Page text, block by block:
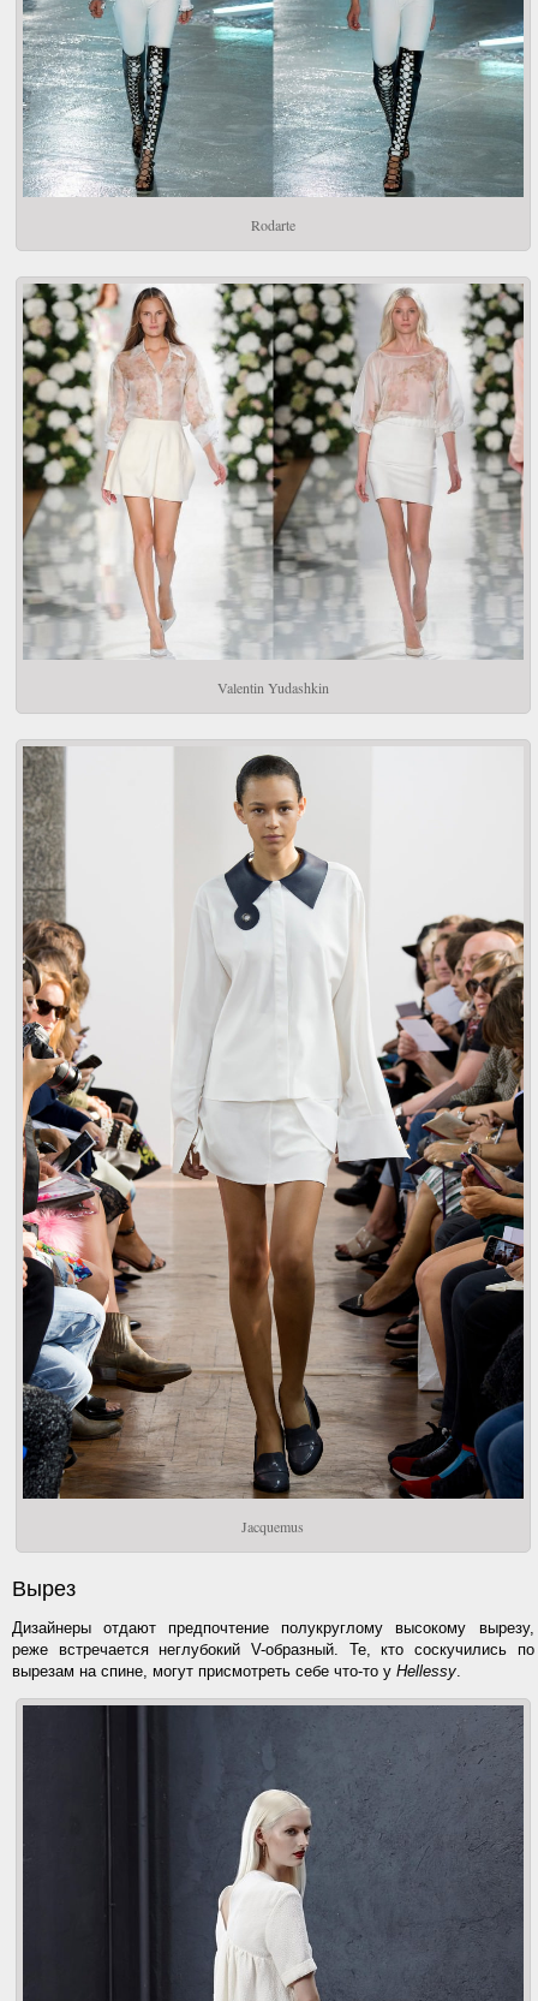
Rodarte
Valentin Yudashkin
Jacquemus
Вырез
Дизайнеры отдают предпочтение полукруглому высокому вырезу,
реже встречается неглубокий V-образный. Те, кто соскучились по
вырезам на спине, могут присмотреть себе что-то у Hellessy